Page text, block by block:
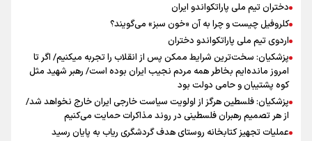
دختران تیم ملی پاراتکواندو ایران
کلروفیل چیست و چرا به آن «خون سبز» می‌گویند؟
اردوی تیم ملی پاراتکواندو دختران
پزشکیان: سخت‌ترین شرایط ممکن پس از انقلاب را تجربه میکنیم/ اگر تا
امروز مانده‌ایم بخاطر همه‌ مردم نجیب ایران بوده است/ رهبر شهید مثل
کوه پشتیبان و حامی دولت بود
پزشکیان: فلسطین هرگز از اولویت سیاست خارجی ایران خارج نخواهد شد/
از هر تصمیم رهبران فلسطینی در روند مذاکرات حمایت می‌کنیم
عملیات تجهیز کتابخانه روستای هدف گردشگری ریاب به پایان رسید